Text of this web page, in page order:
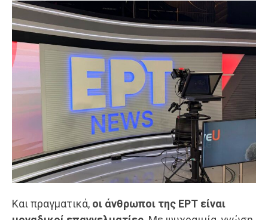
Και πραγματικά, οι άνθρωποι της ΕΡΤ είναι